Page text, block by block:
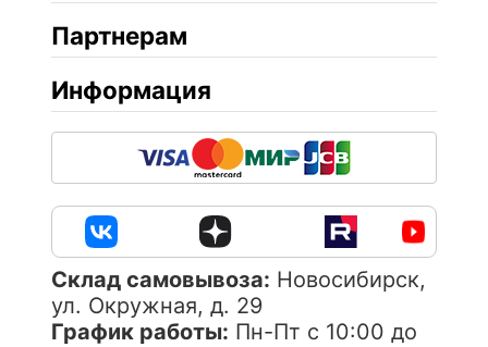
Партнерам
Информация
Cклад самовывоза: Новосибирск,
ул. Окружная, д. 29
График работы: Пн-Пт с 10:00 до